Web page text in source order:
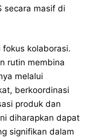
secara masif di
fokus kolaborasi.
rutin membina
melalui
berkoordinasi
produk dan
diharapkan dapat
signifikan dalam